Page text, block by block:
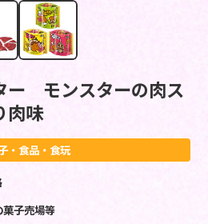
ー モンスターの肉ス
肉味
・食品・食玩
子売場等